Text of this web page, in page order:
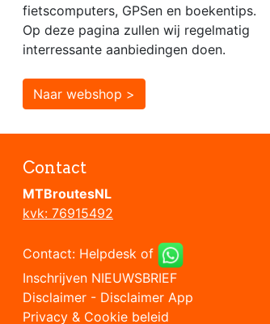
fietscomputers, GPSen en boekentips.
Op deze pagina zullen wij regelmatig
interressante aanbiedingen doen.
Naar webshop >
Contact
MTBroutesNL
kvk: 76915492
Contact: Helpdesk of
Inschrijven NIEUWSBRIEF
Disclaimer - Disclaimer App
Privacy & Cookie beleid